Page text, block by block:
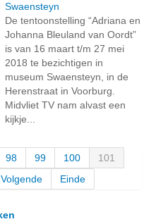
Swaensteyn
De tentoonstelling “Adriana en
Johanna Bleuland van Oordt”
is van 16 maart t/m 27 mei
2018 te bezichtigen in
museum Swaensteyn, in de
Herenstraat in Voorburg.
Midvliet TV nam alvast een
kijkje...
98 99 100
101
Volgende Einde